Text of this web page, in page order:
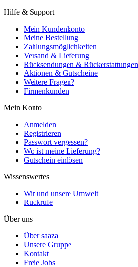
Hilfe & Support
Mein Kundenkonto
Meine Bestellung
Zahlungsmöglichkeiten
Versand & Lieferung
Rücksendungen & Rückerstattungen
Aktionen & Gutscheine
Weitere Fragen?
Firmenkunden
Mein Konto
Anmelden
Registrieren
Passwort vergessen?
Wo ist meine Lieferung?
Gutschein einlösen
Wissenswertes
Wir und unsere Umwelt
Rückrufe
Über uns
Über saaza
Unsere Gruppe
Kontakt
Freie Jobs